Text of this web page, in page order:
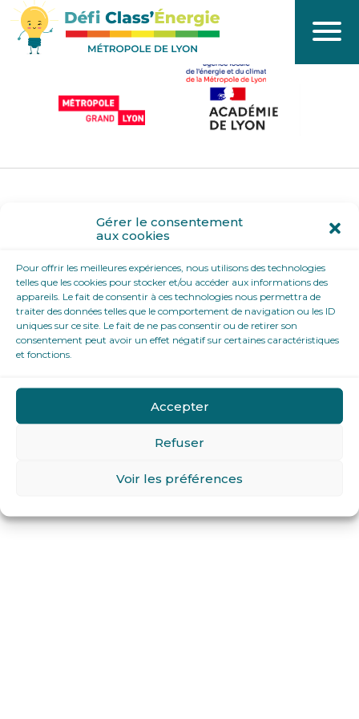
Gérer le consentement
aux cookies
Pour offrir les meilleures expériences, nous utilisons des technologies
telles que les cookies pour stocker et/ou accéder aux informations des
appareils. Le fait de consentir à ces technologies nous permettra de
traiter des données telles que le comportement de navigation ou les ID
uniques sur ce site. Le fait de ne pas consentir ou de retirer son
consentement peut avoir un effet négatif sur certaines caractéristiques
et fonctions.
Accepter
Refuser
Voir les préférences
Coordination / pilotage
Contact